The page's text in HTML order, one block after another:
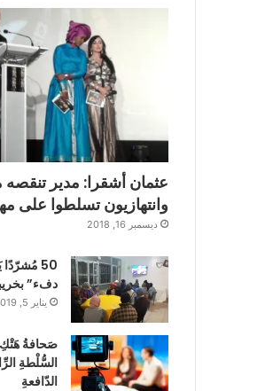
عثمان أشقرا: مدير
وانتهازيون تسلطوا على
ديسمبر 16, 2018
50
دفء”
يناير 5, 2019
صَحافةُ
السُّلْطةِ
الدّافعةِ